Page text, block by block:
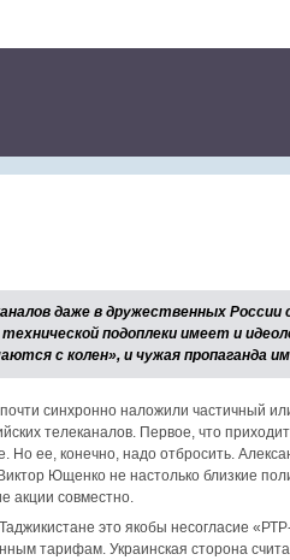
даже в дружественных России
подоплеки имеет и
с колен», и чужая пропаганда
почти синхронно наложили частичный
телеканалов. Первое, что приходит
Но ее, конечно, надо отбросить.
Ющенко не настолько близкие
акции совместно.
это якобы несогласие
тарифам. Украинская сторона